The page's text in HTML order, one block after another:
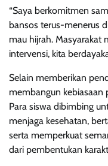
“Saya berkomitmen
bansos terus-menerus
mau hijrah. Masyarakat
intervensi, kita
Selain memberikan
membangun kebiasaan
Para siswa dibimbing
menjaga kesehatan,
serta memperkuat
dari pembentukan